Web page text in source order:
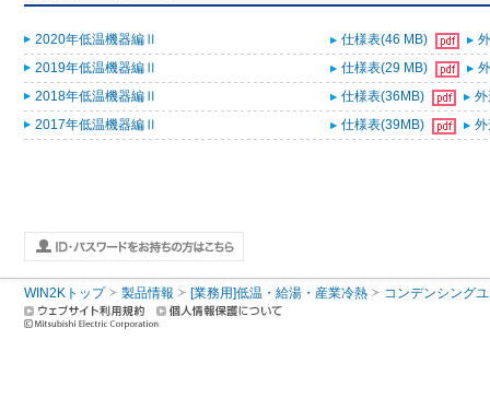
2020年低温機器編Ⅱ 仕様表(46 MB)
2019年低温機器編Ⅱ
仕様表(29 MB)
2018年低温機器編Ⅱ
仕様表(36MB)
2017年低温機器編Ⅱ
仕様表(39MB)
WIN2Kトップ 製品情報 [業務用]低温・給湯・産業冷熱 コンデンシング